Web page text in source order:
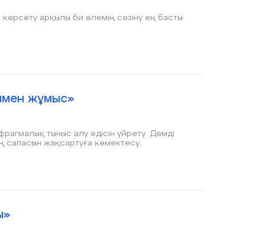
жұмыс»
тыныс алу әдісін үйрету. Демді
сапасын жақсартуға көмектесу.